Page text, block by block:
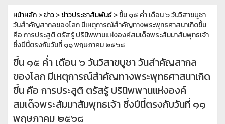
หน้าหลัก>ข่าว>ข่าวประชาสัมพันธ์> ขึ้น ๑๕ ค่ำ เดือน ๖ วันวิสาขบูชา
วันสำคัญสากลของโลก มีเหตุการณ์สำคัญทางพระพุทธศาสนาเกิดขึ้น
คือ การประสูติ ตรัสรู้ ปรินิพพานแห่งองค์สมเด็จพระสัมมาสัมพุทธเจ้า
ซึ่งปีนี้ตรงกับวันที่ ๑๑ พฤษภาคม ๒๕๖๘
ขึ้น ๑๕ ค่ำ เดือน ๖ วันวิสาขบูชา วันสำคัญสากล
ของโลก มีเหตุการณ์สำคัญทางพระพุทธศาสนาเกิด
ขึ้น คือ การประสูติ ตรัสรู้ ปรินิพพานแห่งองค์
สมเด็จพระสัมมาสัมพุทธเจ้า ซึ่งปีนี้ตรงกับวันที่ ๑๑
พฤษภาคม ๒๕๖๘